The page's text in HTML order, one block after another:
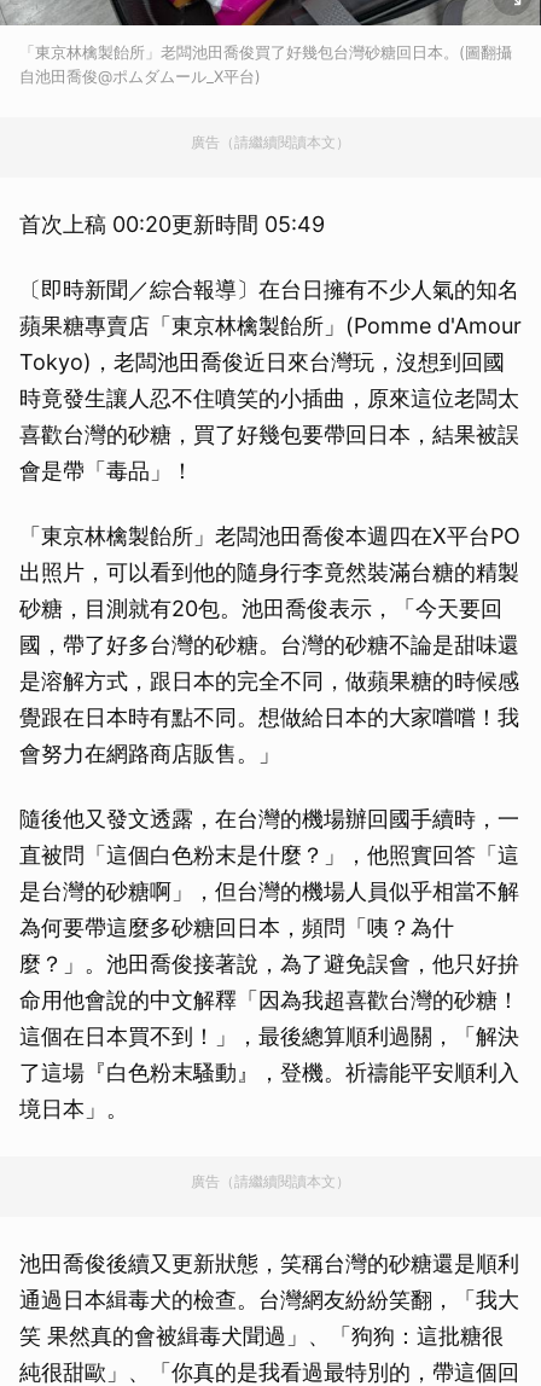
「東京林檎製飴所」老闆池田喬俊買了好幾包台灣砂糖回日本。(圖翻攝
自池田喬俊@ポムダムール_X平台)
廣告（請繼續閱讀本文）
首次上稿 00:20更新時間 05:49
〔即時新聞／綜合報導〕在台日擁有不少人氣的知名
蘋果糖專賣店「東京林檎製飴所」(Pomme d'Amour
Tokyo)，老闆池田喬俊近日來台灣玩，沒想到回國
時竟發生讓人忍不住噴笑的小插曲，原來這位老闆太
喜歡台灣的砂糖，買了好幾包要帶回日本，結果被誤
會是帶「毒品」！
「東京林檎製飴所」老闆池田喬俊本週四在X平台PO
出照片，可以看到他的隨身行李竟然裝滿台糖的精製
砂糖，目測就有20包。池田喬俊表示，「今天要回
國，帶了好多台灣的砂糖。台灣的砂糖不論是甜味還
是溶解方式，跟日本的完全不同，做蘋果糖的時候感
覺跟在日本時有點不同。想做給日本的大家嚐嚐！我
會努力在網路商店販售。」
隨後他又發文透露，在台灣的機場辦回國手續時，一
直被問「這個白色粉末是什麼？」，他照實回答「這
是台灣的砂糖啊」，但台灣的機場人員似乎相當不解
為何要帶這麼多砂糖回日本，頻問「咦？為什
麼？」。池田喬俊接著說，為了避免誤會，他只好拚
命用他會說的中文解釋「因為我超喜歡台灣的砂糖！
這個在日本買不到！」，最後總算順利過關，「解決
了這場『白色粉末騷動』，登機。祈禱能平安順利入
境日本」。
廣告（請繼續閱讀本文）
池田喬俊後續又更新狀態，笑稱台灣的砂糖還是順利
通過日本緝毒犬的檢查。台灣網友紛紛笑翻，「我大
笑 果然真的會被緝毒犬聞過」、「狗狗：這批糖很
純很甜歐」、「你真的是我看過最特別的，帶這個回